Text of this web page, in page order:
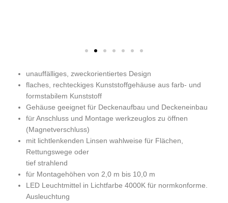
unauffälliges, zweckorientiertes Design
flaches, rechteckiges Kunststoffgehäuse aus farb- und
formstabilem Kunststoff
Gehäuse geeignet für Deckenaufbau und Deckeneinbau
für Anschluss und Montage werkzeuglos zu öffnen
(Magnetverschluss)
mit lichtlenkenden Linsen wahlweise für Flächen,
Rettungswege oder
tief strahlend
für Montagehöhen von 2,0 m bis 10,0 m
LED Leuchtmittel in Lichtfarbe 4000K für normkonforme.
Ausleuchtung